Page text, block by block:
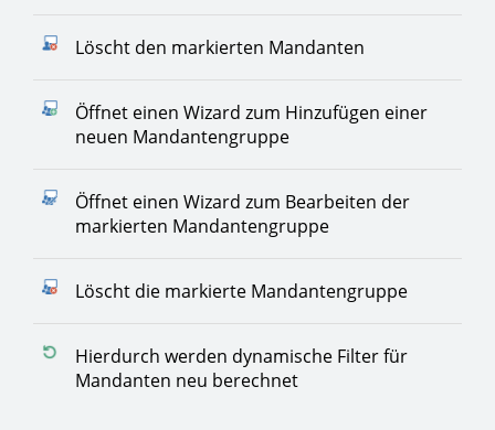
Löscht den markierten Mandanten
Öffnet einen Wizard zum Hinzufügen einer
neuen Mandantengruppe
Öffnet einen Wizard zum Bearbeiten der
markierten Mandantengruppe
Löscht die markierte Mandantengruppe
Hierdurch werden dynamische Filter für
Mandanten neu berechnet